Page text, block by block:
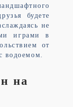
будете
не
играми в
от
водоемом.
на